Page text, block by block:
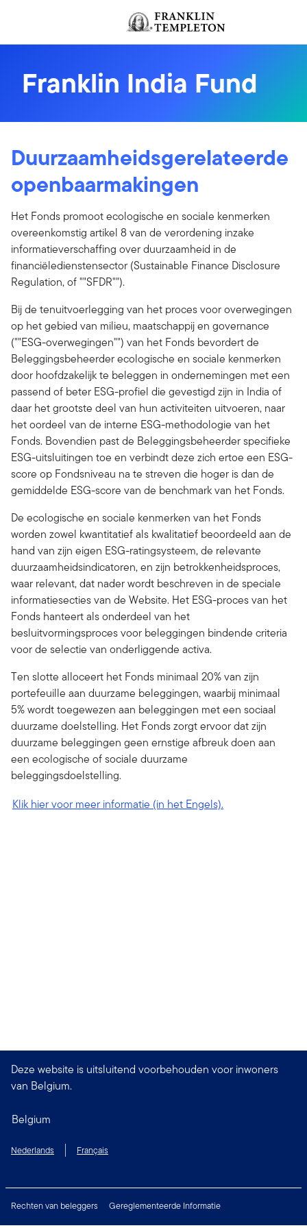
Franklin India Fund
Duurzaamheidsgerelateerde
openbaarmakingen
Het Fonds promoot ecologische en sociale kenmerken
overeenkomstig artikel 8 van de verordening inzake
informatieverschaffing over duurzaamheid in de
financiëledienstensector (Sustainable Finance Disclosure
Regulation, of ""SFDR"").
Bij de tenuitvoerlegging van het proces voor overwegingen
op het gebied van milieu, maatschappij en governance
(""ESG-overwegingen"") van het Fonds bevordert de
Beleggingsbeheerder ecologische en sociale kenmerken
door hoofdzakelijk te beleggen in ondernemingen met een
passend of beter ESG-profiel die gevestigd zijn in India of
daar het grootste deel van hun activiteiten uitvoeren, naar
het oordeel van de interne ESG-methodologie van het
Fonds. Bovendien past de Beleggingsbeheerder specifieke
ESG-uitsluitingen toe en verbindt deze zich ertoe een ESG-
score op Fondsniveau na te streven die hoger is dan de
gemiddelde ESG-score van de benchmark van het Fonds.
De ecologische en sociale kenmerken van het Fonds
worden zowel kwantitatief als kwalitatief beoordeeld aan de
hand van zijn eigen ESG-ratingsysteem, de relevante
duurzaamheidsindicatoren, en zijn betrokkenheidsproces,
waar relevant, dat nader wordt beschreven in de speciale
informatiesecties van de Website. Het ESG-proces van het
Fonds hanteert als onderdeel van het
besluitvormingsproces voor beleggingen bindende criteria
voor de selectie van onderliggende activa.
Ten slotte alloceert het Fonds minimaal 20% van zijn
portefeuille aan duurzame beleggingen, waarbij minimaal
5% wordt toegewezen aan beleggingen met een sociaal
duurzame doelstelling. Het Fonds zorgt ervoor dat zijn
duurzame beleggingen geen ernstige afbreuk doen aan
een ecologische of sociale duurzame
beleggingsdoelstelling.
Klik hier voor meer informatie (in het Engels).
Deze website is uitsluitend voorbehouden voor inwoners
van Belgium.
Belgium
Nederlands Français
Rechten van beleggers
Gereglementeerde Informatie